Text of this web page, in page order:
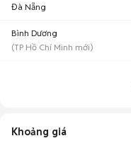
Đà Nẵng
Bình Dương
(TP Hồ Chí Minh mới)
Khoảng giá